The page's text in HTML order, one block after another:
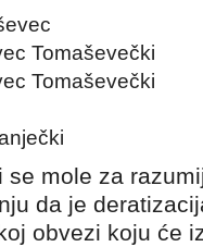
Tomaševečki
Tomaševečki
se mole za
da je
obvezi koju će